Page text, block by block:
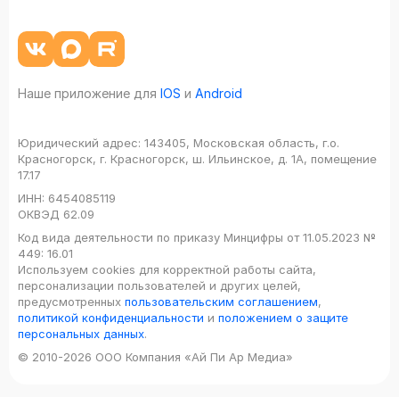
Наше приложение для IOS и Android
Юридический адрес: 143405, Московская область, г.о.
Красногорск, г. Красногорск, ш. Ильинское, д. 1А, помещение
17.17
ИНН: 6454085119
ОКВЭД 62.09
Код вида деятельности по приказу Минцифры от 11.05.2023 №
449: 16.01
Используем cookies для корректной работы сайта,
персонализации пользователей и других целей,
предусмотренных пользовательским соглашением,
политикой конфиденциальности и положением о защите
персональных данных.
© 2010-2026 ООО Компания «Ай Пи Ар Медиа»